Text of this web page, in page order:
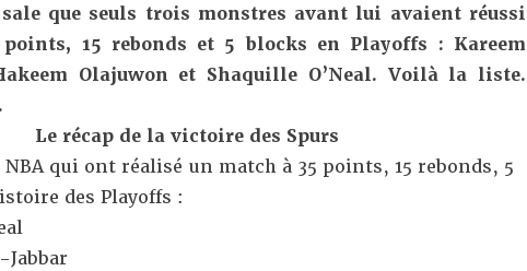
que seuls trois monstres avant lui avaient réussi
15 rebonds et 5 blocks en Playoffs : Kareem
Olajuwon et Shaquille O’Neal. Voilà la liste.
Le récap de la victoire des Spurs
qui ont réalisé un match à 35 points, 15 rebonds, 5
des Playoffs :
Jabbar